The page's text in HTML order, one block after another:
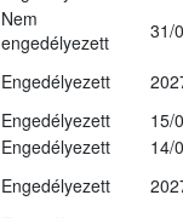
Nem
engedélyezett
31/
Engedélyezett
Engedélyezett
15/
Engedélyezett
14/
Engedélyezett